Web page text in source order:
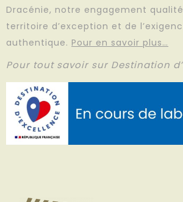
Dracénie, notre engagement
territoire d’exception et de
authentique. Pour en savoir plus…
Pour tout savoir sur Destination